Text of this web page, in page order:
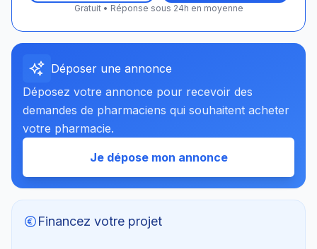
Gratuit • Réponse sous 24h en moyenne
Déposer une annonce
Déposez votre annonce pour recevoir des
demandes de pharmaciens qui souhaitent acheter
votre pharmacie.
Je dépose mon annonce
Financez votre projet